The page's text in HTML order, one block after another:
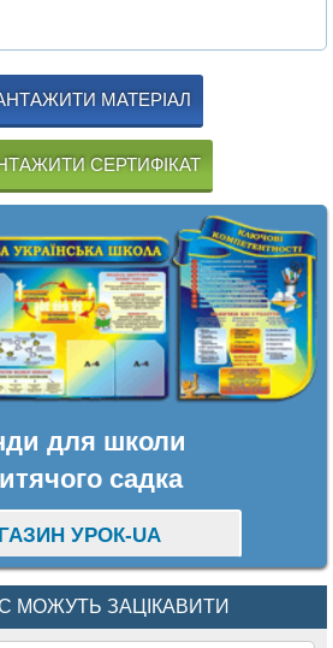
МАТЕРІАЛ
СЕРТИФІКАТ
для школи
садка
УРОК-UA
МОЖУТЬ ЗАЦІКАВИТИ